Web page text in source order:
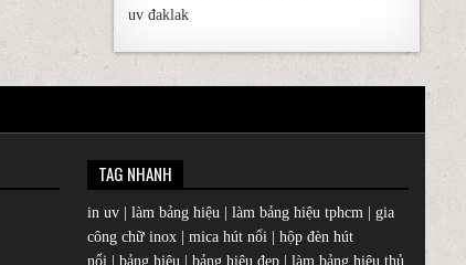
uv đaklak
TAG NHANH
in uv| làm bảng hiệu| làm bảng hiệu tphcm| gia
công chữ inox| mica hút nổi| hộp đèn hút
nổi
bảng hiệu bảng hiệu đẹp| làm bảng hiệu thủ